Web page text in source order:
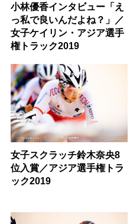
小林優香インタビュー「え
っ私で良いんだよね？」／
女子ケイリン・アジア選手
権トラック2019
女子スクラッチ鈴木奈央8
位入賞／アジア選手権トラ
ック2019